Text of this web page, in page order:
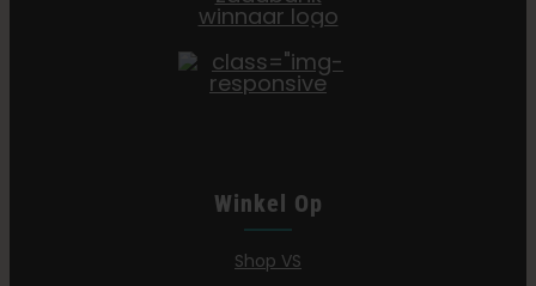
Winkel Op
Shop VS